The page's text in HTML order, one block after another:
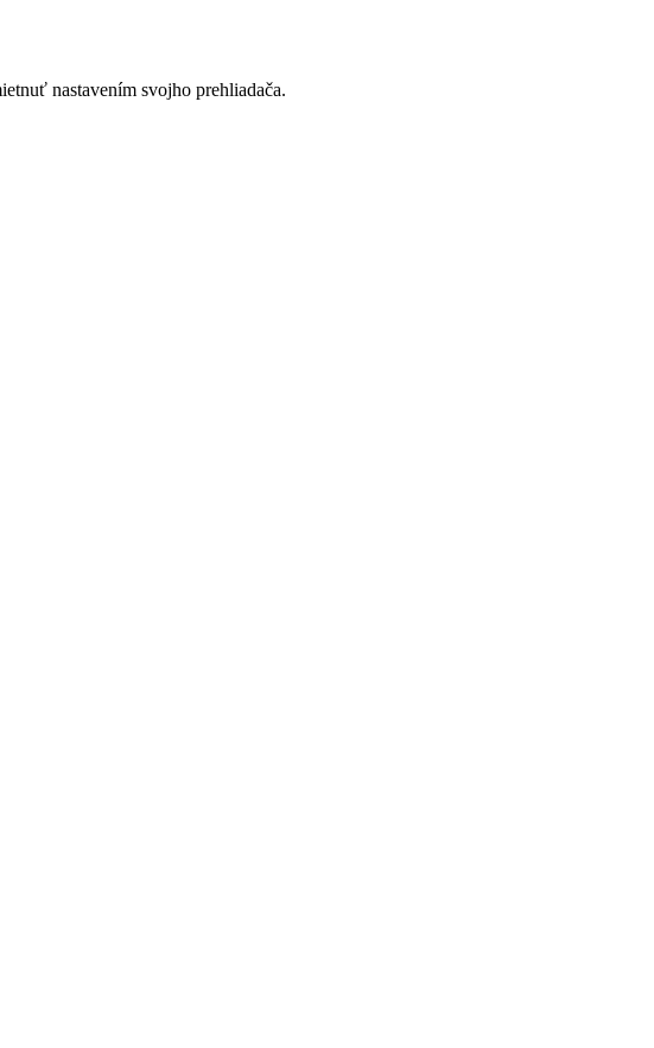
nastavením svojho prehliadača.